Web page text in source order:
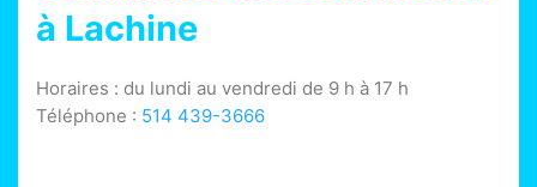
à Lachine
Horaires : du lundi au vendredi de 9 h à 17 h
Téléphone : 514 439-3666